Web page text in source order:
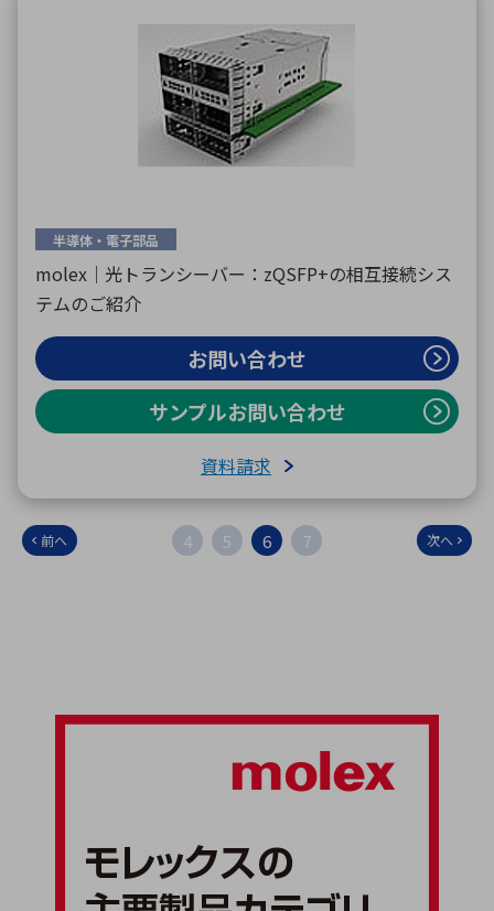
半導体・電子部品
molex｜光トランシーバー：zQSFP+の相互接続シス
テムのご紹介
お問い合わせ
サンプルお問い合わせ
資料請求
前へ 4 5 6 7 次へ